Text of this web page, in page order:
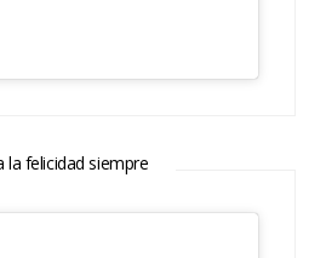
la felicidad siempre